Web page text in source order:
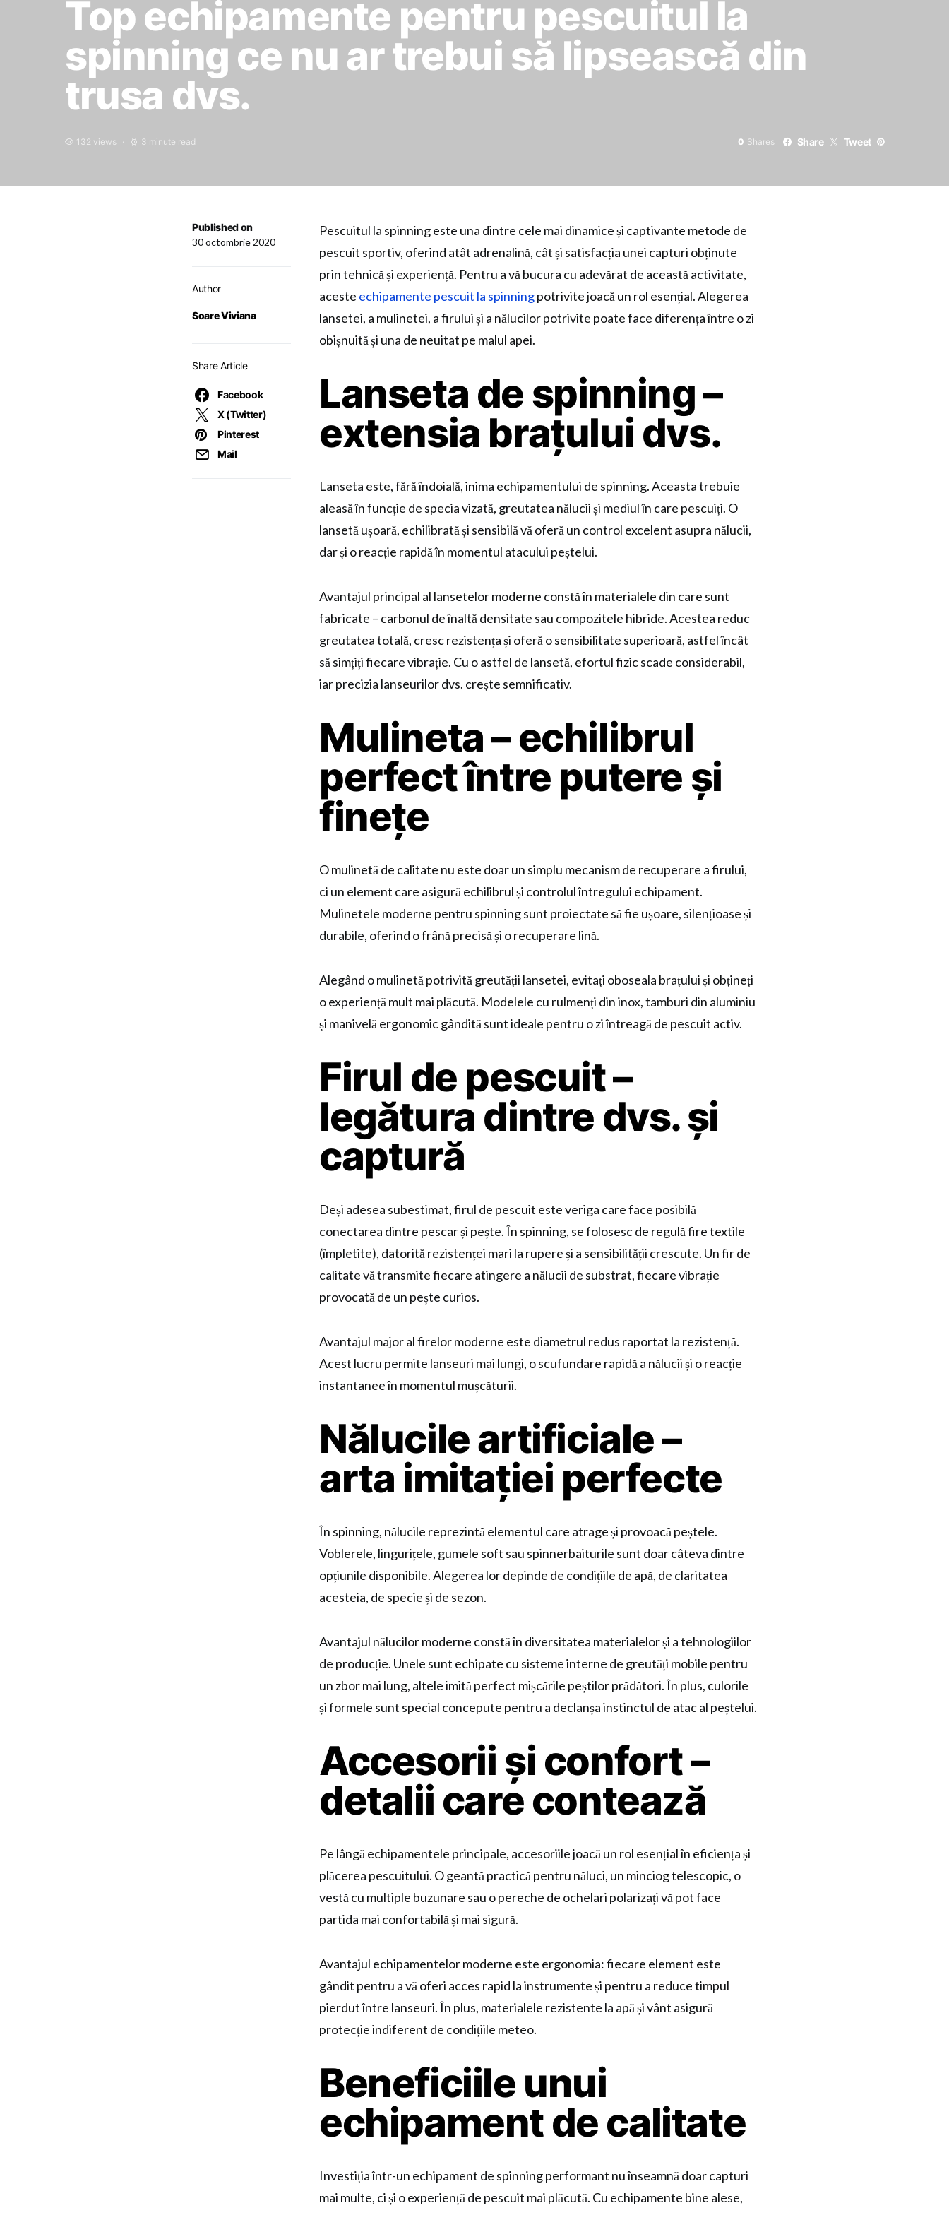
Top echipamente pentru pescuitul la
spinning ce nu ar trebui să lipsească din
trusa dvs.
132 views 3 minute read 0 Shares Share Tweet
Published on
30 octombrie 2020
Author
Soare Viviana
Share Article
Facebook
X (Twitter)
Pinterest
Mail
Pescuitul la spinning este una dintre cele mai dinamice și captivante metode de
pescuit sportiv, oferind atât adrenalină, cât și satisfacția unei capturi obținute
prin tehnică și experiență. Pentru a vă bucura cu adevărat de această activitate,
aceste echipamente pescuit la spinningpotrivite joacă un rol esențial. Alegerea
lansetei, a mulinetei, a firului și a nălucilor potrivite poate face diferența între o zi
obișnuită și una de neuitat pe malul apei.
Lanseta de spinning –
extensia brațului dvs.
Lanseta este, fără îndoială, inima echipamentului de spinning. Aceasta trebuie
aleasă în funcție de specia vizată, greutatea nălucii și mediul în care pescuiți. O
lansetă ușoară, echilibrată și sensibilă vă oferă un control excelent asupra nălucii,
dar și o reacție rapidă în momentul atacului peștelui.
Avantajul principal al lansetelor moderne constă în materialele din care sunt
fabricate – carbonul de înaltă densitate sau compozitele hibride. Acestea reduc
greutatea totală, cresc rezistența și oferă o sensibilitate superioară, astfel încât
să simțiți fiecare vibrație. Cu o astfel de lansetă, efortul fizic scade considerabil,
iar precizia lanseurilor dvs. crește semnificativ.
Mulineta – echilibrul
perfect între putere și
finețe
O mulinetă de calitate nu este doar un simplu mecanism de recuperare a firului,
ci un element care asigură echilibrul și controlul întregului echipament.
Mulinetele moderne pentru spinning sunt proiectate să fie ușoare, silențioase și
durabile, oferind o frână precisă și o recuperare lină.
Alegând o mulinetă potrivită greutății lansetei, evitați oboseala brațului și obțineți
o experiență mult mai plăcută. Modelele cu rulmenți din inox, tamburi din aluminiu
și manivelă ergonomic gândită sunt ideale pentru o zi întreagă de pescuit activ.
Firul de pescuit –
legătura dintre dvs. și
captură
Deși adesea subestimat, firul de pescuit este veriga care face posibilă
conectarea dintre pescar și pește. În spinning, se folosesc de regulă fire textile
(împletite), datorită rezistenței mari la rupere și a sensibilității crescute. Un fir de
calitate vă transmite fiecare atingere a nălucii de substrat, fiecare vibrație
provocată de un pește curios.
Avantajul major al firelor moderne este diametrul redus raportat la rezistență.
Acest lucru permite lanseuri mai lungi, o scufundare rapidă a nălucii și o reacție
instantanee în momentul mușcăturii.
Nălucile artificiale –
arta imitației perfecte
În spinning, nălucile reprezintă elementul care atrage și provoacă peștele.
Voblerele, lingurițele, gumele soft sau spinnerbaiturile sunt doar câteva dintre
opțiunile disponibile. Alegerea lor depinde de condițiile de apă, de claritatea
acesteia, de specie și de sezon.
Avantajul nălucilor moderne constă în diversitatea materialelor și a tehnologiilor
de producție. Unele sunt echipate cu sisteme interne de greutăți mobile pentru
un zbor mai lung, altele imită perfect mișcările peștilor prădători. În plus, culorile
și formele sunt special concepute pentru a declanșa instinctul de atac al peștelui.
Accesorii și confort –
detalii care contează
Pe lângă echipamentele principale, accesoriile joacă un rol esențial în eficiența și
plăcerea pescuitului. O geantă practică pentru năluci, un minciog telescopic, o
vestă cu multiple buzunare sau o pereche de ochelari polarizați vă pot face
partida mai confortabilă și mai sigură.
Avantajul echipamentelor moderne este ergonomia: fiecare element este
gândit pentru a vă oferi acces rapid la instrumente și pentru a reduce timpul
pierdut între lanseuri. În plus, materialele rezistente la apă și vânt asigură
protecție indiferent de condițiile meteo.
Beneficiile unui
echipament de calitate
Investiția într-un echipament de spinning performant nu înseamnă doar capturi
mai multe, ci și o experiență de pescuit mai plăcută. Cu echipamente bine alese,